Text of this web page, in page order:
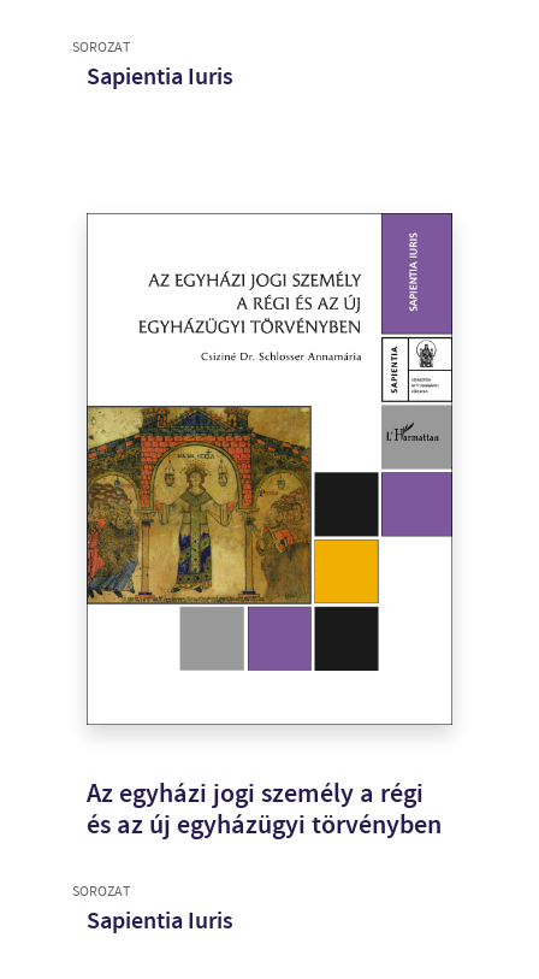
SOROZAT
Sapientia Iuris
Az egyházi jogi személy a régi
és az új egyházügyi törvényben
SOROZAT
Sapientia Iuris